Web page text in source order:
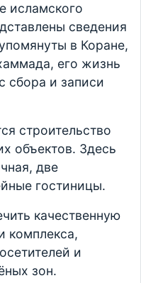
исламского
сведения
в Коране,
его жизнь
сбора и записи
строительство
объектов. Здесь
две
гостиницы.
качественную
комплекса,
и
зон.